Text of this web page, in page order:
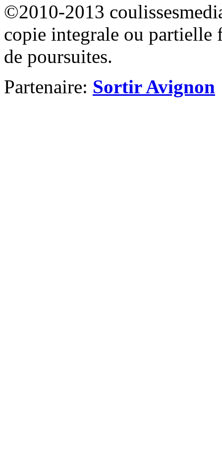
©2010-2013
copie integrale ou partielle
de poursuites.
Partenaire: Sortir Avignon